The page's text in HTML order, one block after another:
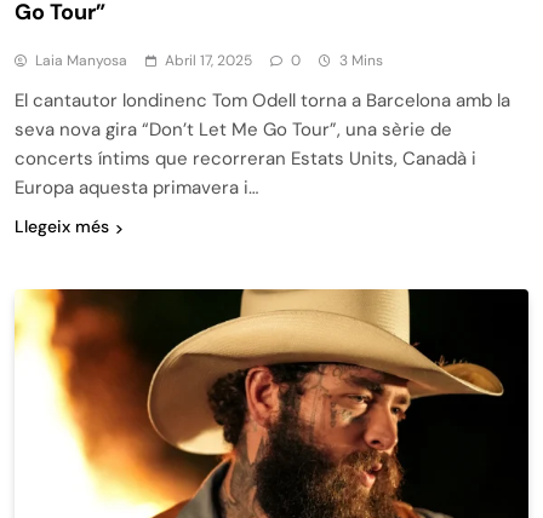
Go Tour”
Laia Manyosa Abril 17, 2025 0 3 Mins
El cantautor londinenc Tom Odell torna a Barcelona amb la
seva nova gira “Don’t Let Me Go Tour”, una sèrie de
concerts íntims que recorreran Estats Units, Canadà i
Europa aquesta primavera i…
Llegeix més